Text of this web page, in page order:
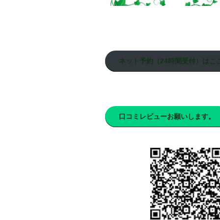
ネット予約（24時間受付）はこ
口コミレビューお願いします。